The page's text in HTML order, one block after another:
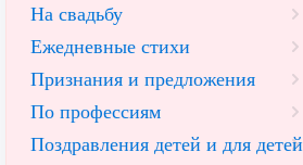
На свадьбу
Ежедневные стихи
Признания и предложения
По профессиям
Поздравления детей и для детей